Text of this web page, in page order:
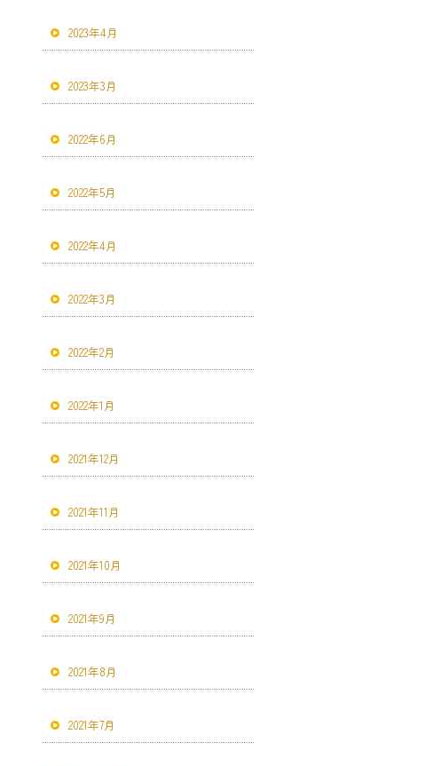
2023年4月
2023年3月
2022年6月
2022年5月
2022年4月
2022年3月
2022年2月
2022年1月
2021年12月
2021年11月
2021年10月
2021年9月
2021年8月
2021年7月